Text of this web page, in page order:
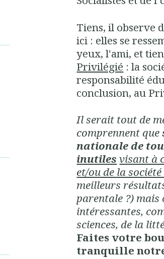
Tiens, il observe
ici : elles se
yeux, l'ami, et
Privilégié : la
responsabilité
conclusion, au
Il serait tout de
comprennent que
nationale de
inutiles visant à
et/ou de la
meilleurs
parentale ?) mais
intéressantes,
sciences, de la
Faites votre
tranquille